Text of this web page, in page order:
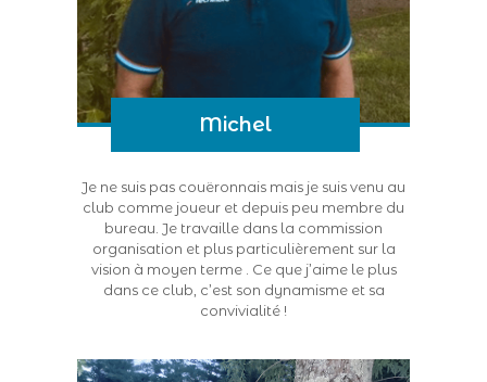
Michel
Je ne suis pas couëronnais mais je suis venu au
club comme joueur et depuis peu membre du
bureau. Je travaille dans la commission
organisation et plus particulièrement sur la
vision à moyen terme . Ce que j’aime le plus
dans ce club, c’est son dynamisme et sa
convivialité !